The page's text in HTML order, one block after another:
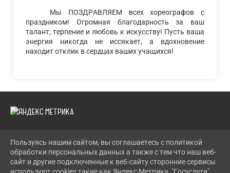
Мы ПОЗДРАВЛЯЕМ всех хореографов с
праздником! Огромная благодарность за ваш
талант, терпение и любовь к искусству! Пусть ваша
энергия никогда не иссякает, а вдохновение
находит отклик в сердцах ваших учащихся!
2026 Г. LENCDT.RU
ВХОД
КАРТА САЙТА
Пользуясь нашим сайтом, вы соглашаетесь с политикой
обработки персональных данных а также с тем что наш веб-
сайт и другие подключенные к веб-сайту сторонние сервисы